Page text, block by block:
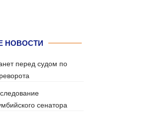
НОВОСТИ
перед судом по
сенатора